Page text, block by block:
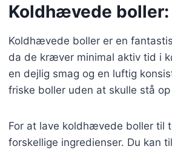
Koldhævede
Koldhævede boller er en
da de kræver minimal aktiv tid i
en dejlig smag og en luftig
friske boller uden at skulle stå
For at lave koldhævede boller til
forskellige ingredienser. Du kan